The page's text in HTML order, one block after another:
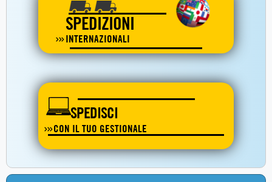
SPEDIZIONI
INTERNAZIONALI
SPEDISCI
CON IL TUO GESTIONALE